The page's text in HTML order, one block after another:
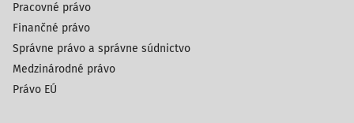
Pracovné právo
Finančné právo
Správne právo a správne súdnictvo
Medzinárodné právo
Právo EÚ